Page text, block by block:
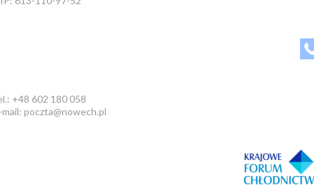
+48 602 180 058
poczta@nowech.pl